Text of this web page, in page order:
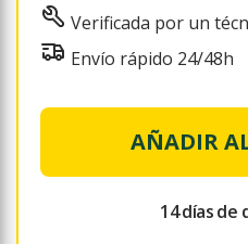
Verificada por un
Envío rápido 24/48h
AÑADIR
14 días de